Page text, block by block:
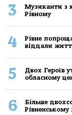
3
Музиканти з
Рівному
4
Рівне
віддали
5
Двох Героїв
обласному
6
Більше